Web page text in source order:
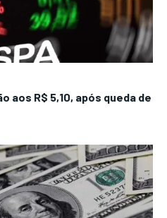
aos R$ 5,10, após queda de